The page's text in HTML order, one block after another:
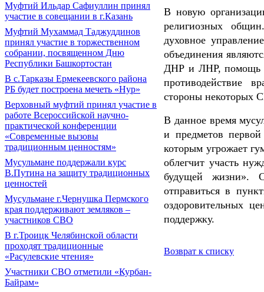
Муфтий Ильдар Сафиуллин принял
участие в совещании в г.Казань
Муфтий Мухаммад Таджуддинов
принял участие в торжественном
собрании, посвященном Дню
Республики Башкортостан
В с.Тарказы Ермекеевского района
РБ будет построена мечеть «Нур»
Верховный муфтий принял участие в
работе Всероссийской научно-
практической конференции
«Современные вызовы
традиционным ценностям»
Мусульмане поддержали курс
В.Путина на защиту традиционных
ценностей
Мусульмане г.Чернушка Пермского
края поддерживают земляков –
участников СВО
В г.Троицк Челябинской области
проходят традиционные
«Расулевские чтения»
Участники СВО отметили «Курбан-
Байрам»
В новую
религиозных
духовное
объединения
ДНР и ЛНР, помощь в
противодействие
стороны некоторых
В данное время
и предметов
которым угрожает
облегчит участь
будущей жизни».
отправиться в
оздоровительных
поддержку.
Возврат к списку